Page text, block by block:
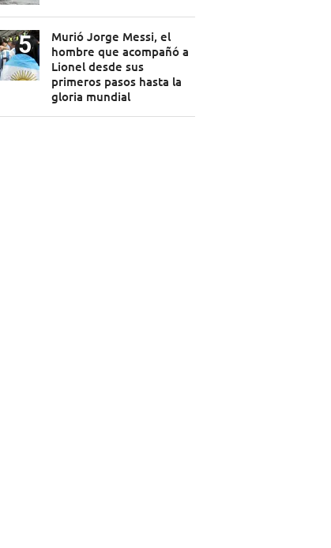
Murió Jorge Messi, el
hombre que acompañó a
Lionel desde sus
primeros pasos hasta la
gloria mundial